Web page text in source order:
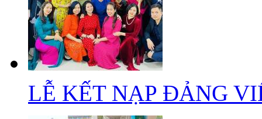
LỄ KẾT NẠP ĐẢNG